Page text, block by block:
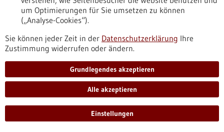
fortgeschrittenen malignen Erkrankungen des blutbildenden
Systems zum Einsatz. Forschende des Tübinger
Exzellenzclusters iFIT haben mithilfe der CRISPR-Base-
Editing-Technologie gezielt Punktmutationen in zentrale
Signalwege der CAR-T-Zellen eingebracht und verbessern so
den Langzeitschutz und auch die Wirksamkeit gegenüber
soliden Tumoren.
https://www.gesundheitsindustrie-
bw.de/fachbeitrag/aktuell/gezielte-genetische-
manipulation-der-signaltransduktionswege-car-t-zellen-
erhoeht-antitumor-wirksamkeit
um Optimierungen für Sie umsetzen zu können
(„Analyse-Cookies“).
Sie können jeder Zeit in der Datenschutzerklärung Ihre
Zustimmung widerrufen oder ändern.
Grundlegendes akzeptieren
Alle akzeptieren
Einstellungen